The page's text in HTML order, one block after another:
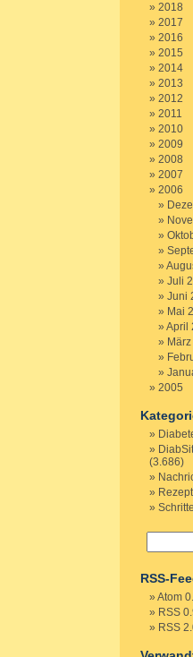
2018
2017
2016
2015
2014
2013
2012
2011
2010
2009
2008
2007
2006
Juli
Juni
Mai
April
2005
(3.686)
RSS-
Atom
RSS
RSS